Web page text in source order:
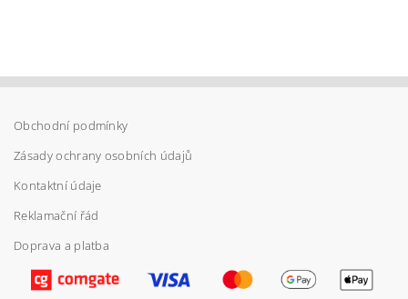
Vložením hodnocení souhlasíte spodmínkami
ochrany osobních údajů
Obchodní podmínky
Zásady ochrany osobních údajů
Kontaktní údaje
Reklamační řád
Doprava a platba